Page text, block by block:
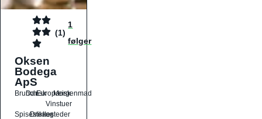
(1)
1
følger
Oksen
Bodega
ApS
Brunch
DanskEuropæiskMorgenmad
Spisesteder
Drikkesteder
Vinstuer
og